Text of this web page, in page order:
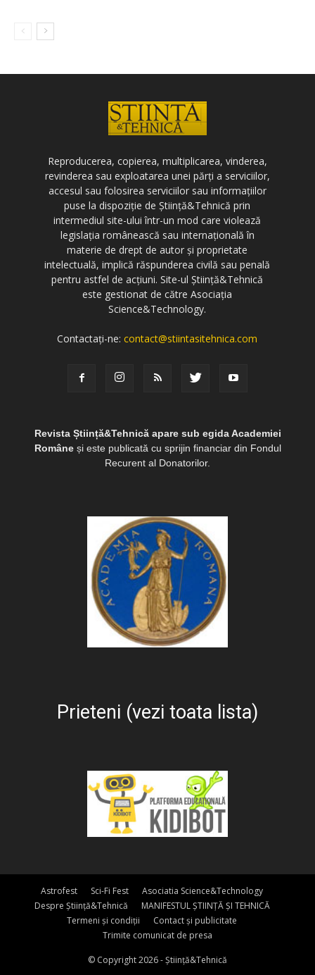
Reproducerea, copierea, multiplicarea, vinderea,
revinderea sau exploatarea unei părți a serviciilor,
accesul sau folosirea serviciilor sau informațiilor
puse la dispoziție de Știință&Tehnică prin
intermediul site-ului într-un mod care violează
legislația românească sau internațională în
materie de drept de autor și proprietate
intelectuală, implică răspunderea civilă sau penală
pentru astfel de acțiuni. Site-ul Știință&Tehnică
este gestionat de către Asociația
Science&Technology.
Contactați-ne:contact@stiintasitehnica.com
Revista Știință&Tehnică apare sub egida Academiei
Româneși este publicată cu sprijin financiar din Fondul
Recurent al Donatorilor.
Prieteni (vezi toata lista)
Astrofest Sci-Fi Fest
Asociatia Science&Technology
Despre Știință&Tehnică
MANIFESTUL ȘTIINȚĂ ȘI TEHNICĂ
Termeni și condiții
Contact și publicitate
Trimite comunicat de presa
© Copyright 2026 - Știință&Tehnică